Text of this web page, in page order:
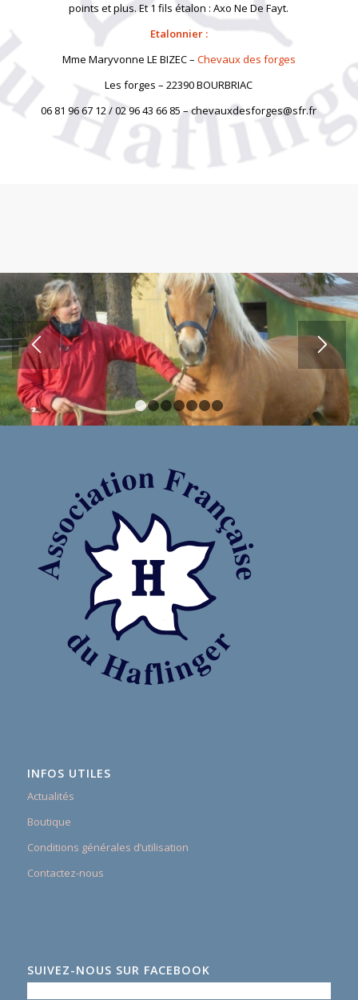
points et plus. Et 1 fils étalon : Axo Ne De Fayt.
Etalonnier :
Mme Maryvonne LE BIZEC – Chevaux des forges
Les forges – 22390 BOURBRIAC
06 81 96 67 12 / 02 96 43 66 85 – chevauxdesforges@sfr.fr
1 2 4
INFOS UTILES
Actualités
Boutique
Conditions générales d’utilisation
Contactez-nous
SUIVEZ-NOUS SUR FACEBOOK